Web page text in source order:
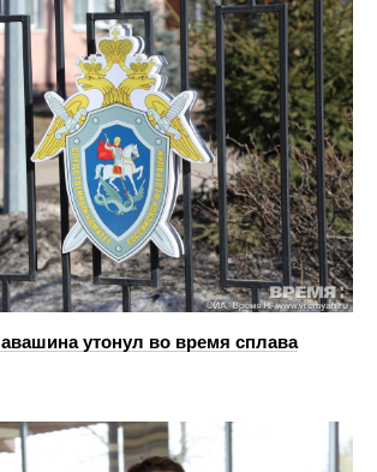
утонул во время сплава